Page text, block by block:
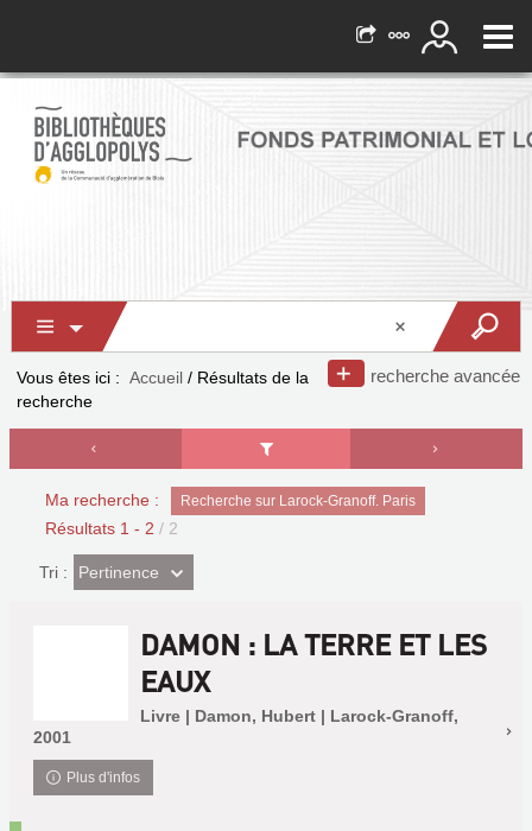
recherche avancée
Vous êtes ici : Accueil / Résultats de la
recherche
Ma recherche : Recherche sur Larock-Granoff. Paris
Résultats 1 - 2 / 2
Tri : (Effet
imédiat)
Pertinence
DAMON : LA TERRE ET LES
EAUX
Livre | Damon, Hubert | Larock-Granoff,
2001
Plus d'infos